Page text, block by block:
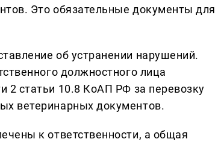
Это обязательные документы для
об устранении нарушений.
должностного лица
2 статьи 10.8 КоАП РФ за перевозку
ветеринарных документов.
к ответственности, а общая